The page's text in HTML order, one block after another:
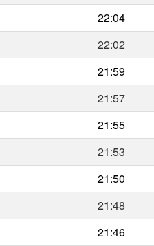
22:04
22:02
21:59
21:57
21:55
21:53
21:50
21:48
21:46